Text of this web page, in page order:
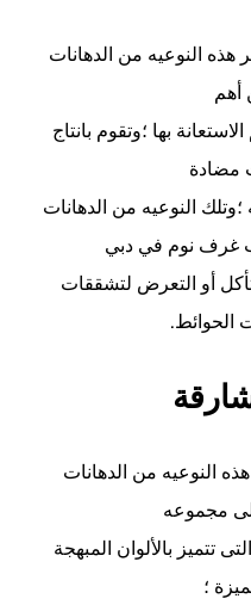
هذه النوعيه من الدهانات
أهم
بها ؛وتقوم بانتاج
مضادة
النوعيه من الدهانات
غرف نوم في دبي
أو التعرض لتشققات
الحوائط.
هذه النوعيه من الدهانات
مجموعه
تتميز بالألوان المبهجة
؛